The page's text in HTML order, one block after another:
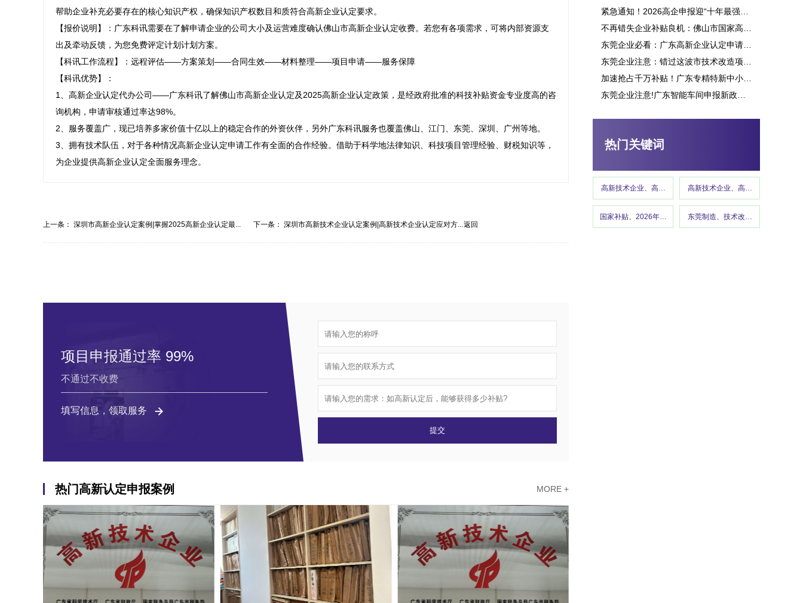
热门关键词
高新技术企业、高企认定、高企申报高新技术企业、高企认定、高企申
国家补贴、2026年国补政策、设备更新、以旧换新
东莞制造、技术改造、东莞工信、
帮助企业补充必要存在的核心知识产权，确保知识产权数目和质符合高新企业认定要求。
【报价说明】：广东科讯需要在了解申请企业的公司大小及运营难度确认佛山市高新企业认定收费。若您有各项需求，可将内部资源支
出及牵动反馈，为您免费评定计划计划方案。
【科讯工作流程】：远程评估——方案策划——合同生效——材料整理——项目申请——服务保障
【科讯优势】：
1、高新企业认定代办公司——广东科讯了解佛山市高新企业认定及2025高新企业认定政策，是经政府批准的科技补贴资金专业度高的咨
询机构，申请审核通过率达98%。
2、服务覆盖广，现已培养多家价值十亿以上的稳定合作的外资伙伴，另外广东科讯服务也覆盖佛山、江门、东莞、深圳、广州等地。
3、拥有技术队伍，对于各种情况高新企业认定申请工作有全面的合作经验。借助于科学地法律知识、科技项目管理经验、财税知识等，
为企业提供高新企业认定全面服务理念。
上一条： 深圳市高新企业认定案例|掌握2025高新企业认定最... 下一条： 深圳市高新技术企业认定案例|高新技术企业认定应对方...返回
项目申报通过率 99%
不通过不收费
填写信息，领取服务
热门高新认定申报案例 MORE +